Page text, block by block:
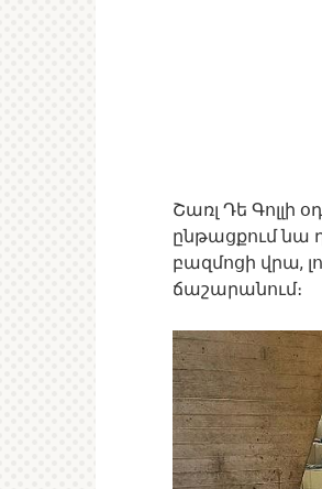
Շառլ Դե Գոլլի
ընթացքում նա
բազմոցի վրա,
ճաշարանում։